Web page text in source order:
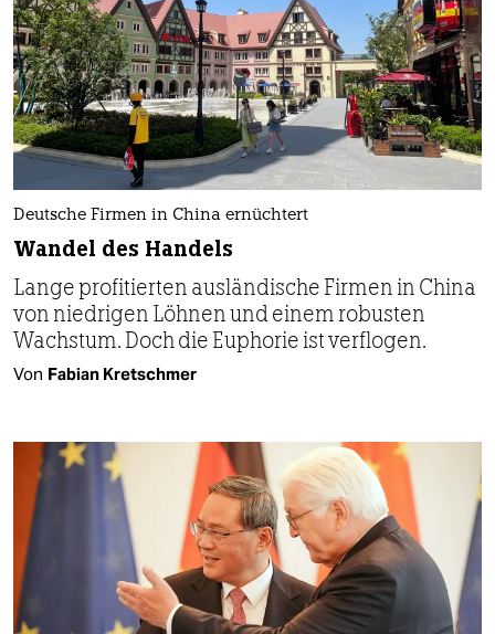
Deutsche Firmen in China ernüchtert
Wandel des Handels
Lange profitierten ausländische Firmen in China
von niedrigen Löhnen und einem robusten
Wachstum. Doch die Euphorie ist verflogen.
Von Fabian Kretschmer